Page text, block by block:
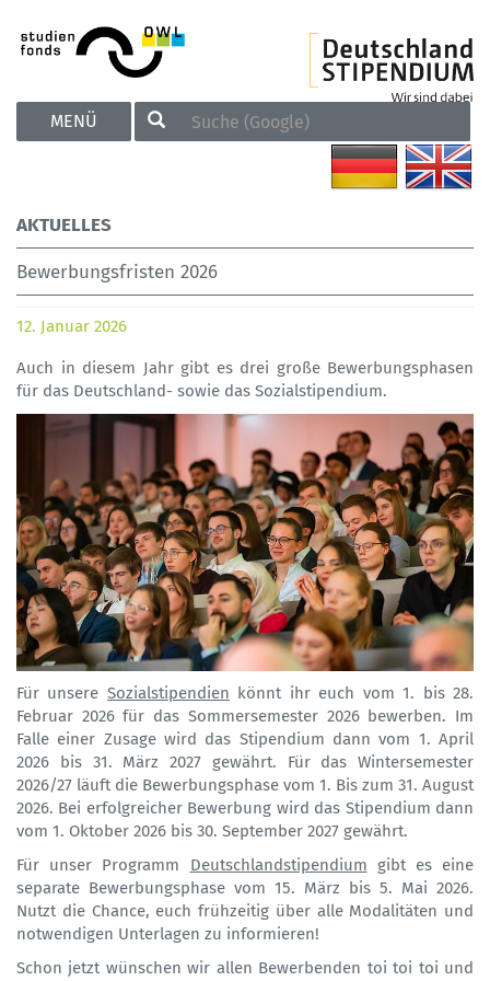
TOGGLE
NAVIGATION
MENÜ
AKTUELLES
Bewerbungsfristen 2026
12. Januar 2026
Auch in diesem Jahr gibt es drei große Bewerbungsphasen
für das Deutschland- sowie das Sozialstipendium.
Für unsere Sozialstipendien könnt ihr euch vom 1. bis 28.
Februar 2026 für das Sommersemester 2026 bewerben. Im
Falle einer Zusage wird das Stipendium dann vom 1. April
2026 bis 31. März 2027 gewährt. Für das Wintersemester
2026/27 läuft die Bewerbungsphase vom 1. Bis zum 31. August
2026. Bei erfolgreicher Bewerbung wird das Stipendium dann
vom 1. Oktober 2026 bis 30. September 2027 gewährt.
Für unser Programm Deutschlandstipendium gibt es eine
separate Bewerbungsphase vom 15. März bis 5. Mai 2026.
Nutzt die Chance, euch frühzeitig über alle Modalitäten und
notwendigen Unterlagen zu informieren!
Schon jetzt wünschen wir allen Bewerbenden toi toi toi und